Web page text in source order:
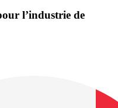
l’industrie de